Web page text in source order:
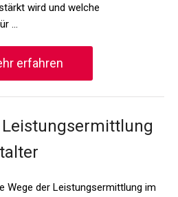
wird und welche
…
erfahren
Leistungsermittlung
Wege der Leistungsermittlung im